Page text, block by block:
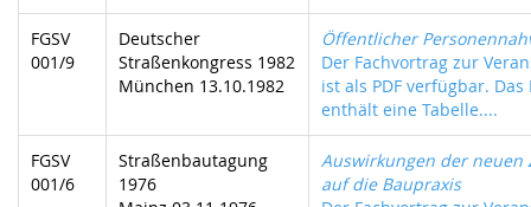
FGSV
001/9
Deutscher
Straßenkongress 1982
München 13.10.1982
Öffentlicher
Der Fachvortrag zur
ist als PDF verfügbar. Das
enthält eine Tabelle....
FGSV
001/6
Straßenbautagung
1976
Auswirkungen der neuen
auf die Baupraxis